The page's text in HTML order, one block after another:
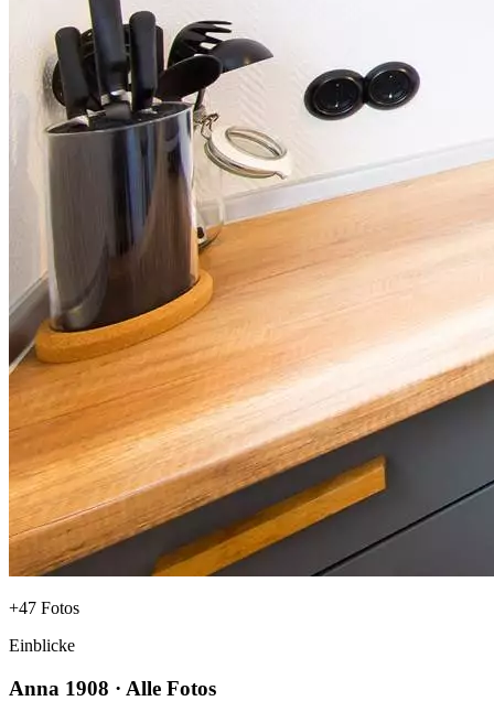
+47 Fotos
Einblicke
Anna 1908 · Alle Fotos